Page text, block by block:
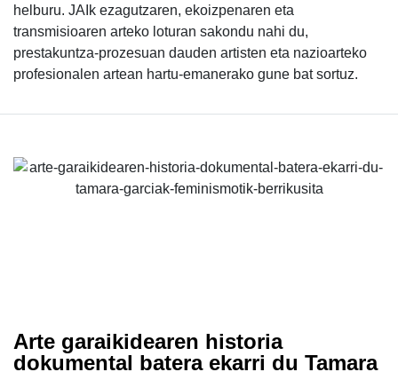
helburu. JAIk ezagutzaren, ekoizpenaren eta
transmisioaren arteko loturan sakondu nahi du,
prestakuntza-prozesuan dauden artisten eta nazioarteko
profesionalen artean hartu-emanerako gune bat sortuz.
Arte garaikidearen historia
dokumental batera ekarri du Tamara